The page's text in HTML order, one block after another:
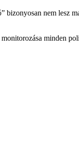
nem lesz
minden